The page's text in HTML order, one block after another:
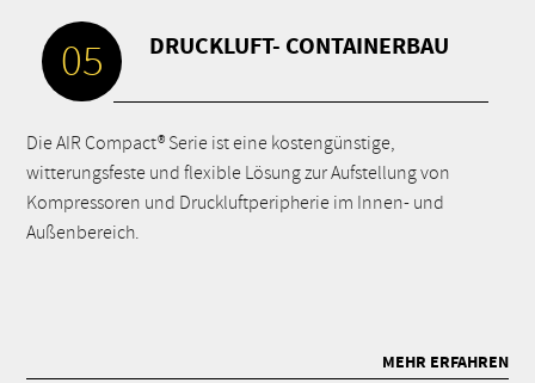
05 DRUCKLUFT- CONTAINERBAU
Die AIR Compact® Serie ist eine kostengünstige,
witterungsfeste und flexible Lösung zur Aufstellung von
Kompressoren und Druckluftperipherie im Innen- und
Außenbereich.
MEHR ERFAHREN